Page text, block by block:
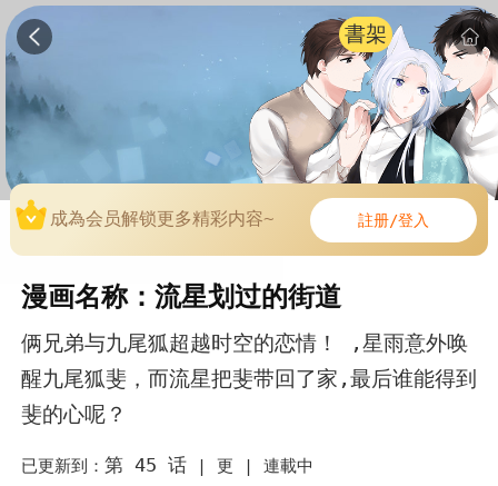
書架
成為会员解锁更多精彩内容~ 註册/登入
漫画名称：流星划过的街道
俩兄弟与九尾狐超越时空的恋情！ ,星雨意外唤
醒九尾狐斐，而流星把斐带回了家,最后谁能得到
斐的心呢？
已更新到： 第 45 话| 更 | 連載中